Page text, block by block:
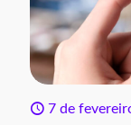
7 de